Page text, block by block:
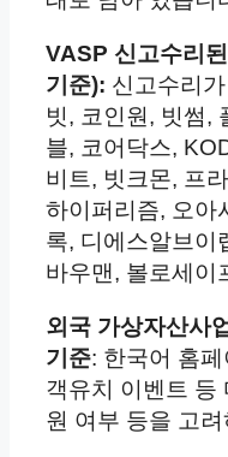
VASP 신고수리
기준): 신고수리
빗, 코인원, 빗썸,
블, 코어닥스,
비트, 빗크몬, 프
하이퍼리즘, 오아
록, 디에스알브이
바우맨, 볼로세이
외국 가상자산사
기준: 한국어 홈
객유치 이벤트 등
원 여부 등을 고